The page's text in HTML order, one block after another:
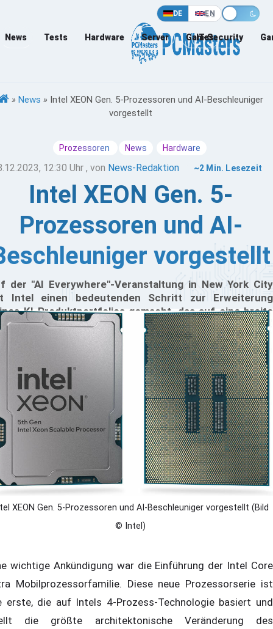
DE EN
News Tests Hardware Server Games
IT-Security
» News » Intel XEON Gen. 5-Prozessoren und AI-Beschleuniger
vorgestellt
Prozessoren News Hardware
12:30 Uhr , von News-Redaktion ~2 Min. Lesezeit
Intel XEON Gen. 5-
Prozessoren und AI-
vorgestellt
der "AI Everywhere"-Veranstaltung in New York City
Intel einen bedeutenden Schritt zur Erweiterung
KI-Produktportfolios gemacht, das auf eine breite
von Anwendungen vom Rechenzentrum bis zum
abzielt. Bei dem Event zeigte Intel die EMERALD
Generation von XEON-Prozessoren und Intel Core
Mobilprozessoren.
XEON Gen. 5-Prozessoren und AI-Beschleuniger vorgestellt (Bild
© Intel)
wichtige Ankündigung war die Einführung der Intel Core
Mobilprozessorfamilie. Diese neue Prozessorserie ist
erste, die auf Intels 4-Prozess-Technologie basiert und
die größte architektonische Veränderung des